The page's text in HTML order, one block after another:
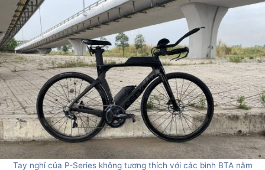
Tay nghỉ của P-Series không tương thích với các bình BTA nằm